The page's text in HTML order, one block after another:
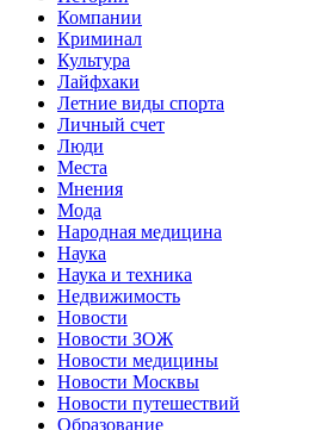
Компании
Криминал
Культура
Лайфхаки
Летние виды спорта
Личный счет
Люди
Места
Мнения
Мода
Народная медицина
Наука
Наука и техника
Недвижимость
Новости
Новости ЗОЖ
Новости медицины
Новости Москвы
Новости путешествий
Образование